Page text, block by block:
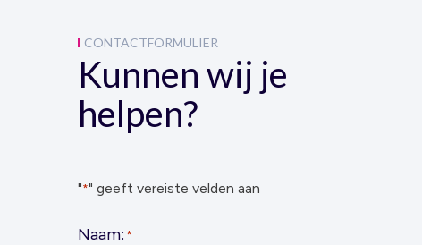
CONTACTFORMULIER
Kunnen wij je
helpen?
"*" geeft vereiste velden aan
Naam: *